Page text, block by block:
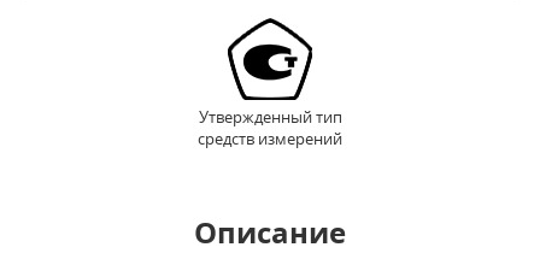
Утвержденный тип
средств измерений
Описание